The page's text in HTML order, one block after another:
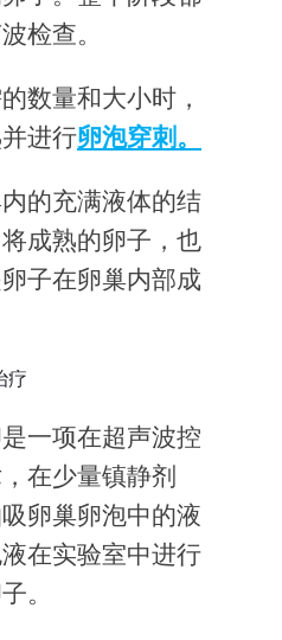
检查。
数量和大小时，
进行卵泡穿刺。
的充满液体的结
成熟的卵子，也
子在卵巢内部成
疗
一项在超声波控
在少量镇静剂
卵巢卵泡中的液
在实验室中进行
。